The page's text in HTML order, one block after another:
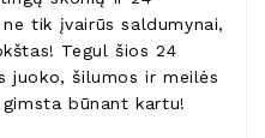
tik įvairūs saldumynai,
Tegul šios 24
juoko, šilumos ir meilės
būnant kartu!